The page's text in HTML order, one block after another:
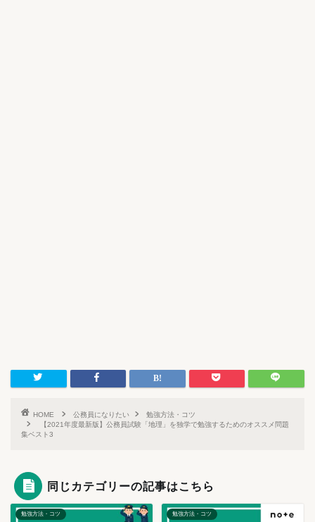
HOME 公務員になりたい
勉強方法・コツ
【2021年度最新版】公務員試験「地理」を独学で勉強するためのオススメ問題
集ベスト3
同じカテゴリーの記事はこちら
勉強方法・コツ 勉強方法・コツ